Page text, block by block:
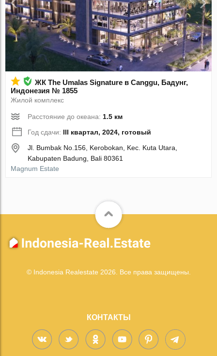
ЖК The Umalas Signature в Canggu, Бадунг,
Индонезия № 1855
Жилой комплекс
Расстояние до океана: 1.5 км
Год сдачи: III квартал, 2024, готовый
Jl. Bumbak No.156, Kerobokan, Kec. Kuta Utara,
Kabupaten Badung, Bali 80361
Magnum Estate
© Indonesia Realestate 2026. Все права защищены.
КОНТАКТЫ